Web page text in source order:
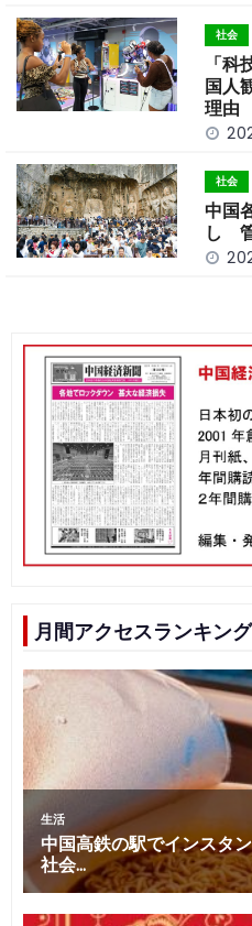
社会
「
国人
理由
社会
中国
し
月間アクセスランキング